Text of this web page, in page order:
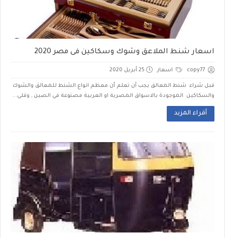
اسعار شنط الملاعق وشوك وسكاكين فى مصر 2020
copy77 اسعار 25 أبريل 2020
قبل شراء شنط المعالق يجب أن تعلم أن معظم انواع الشنط للمعالق والشوك
والسكاكين الموجودة بالاسواق المصرية او العربية مصنوعة في الصين , وقلي...
أقراء المزيد